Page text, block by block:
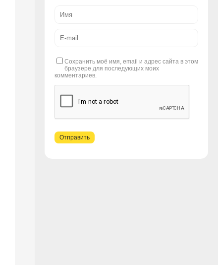
Сохранить моё имя, email и адрес сайта в этом
браузере для последующих моих
комментариев.